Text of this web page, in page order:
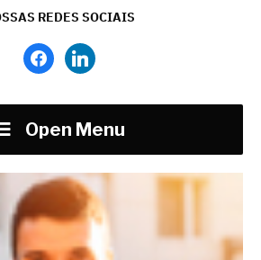
REDES SOCIAIS
facebooklinkedin
Open Menu